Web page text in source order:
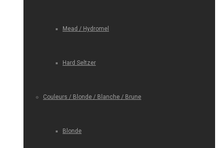
Mead / Hydromel
Hard Seltzer
Couleurs / Blonde / Blanche / Brune
Blonde